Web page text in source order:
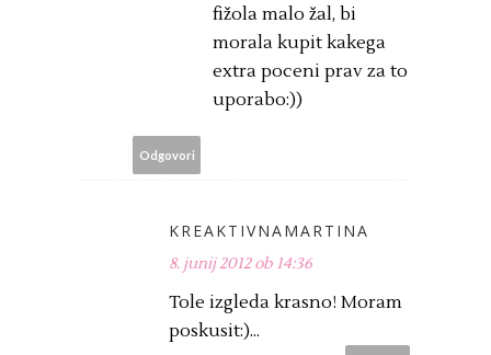
fižola malo žal, bi
morala kupit kakega
extra poceni prav za to
uporabo:))
Odgovori
KREAKTIVNAMARTINA
8. junij 2012 ob 14:36
Tole izgleda krasno! Moram
poskusit:)...